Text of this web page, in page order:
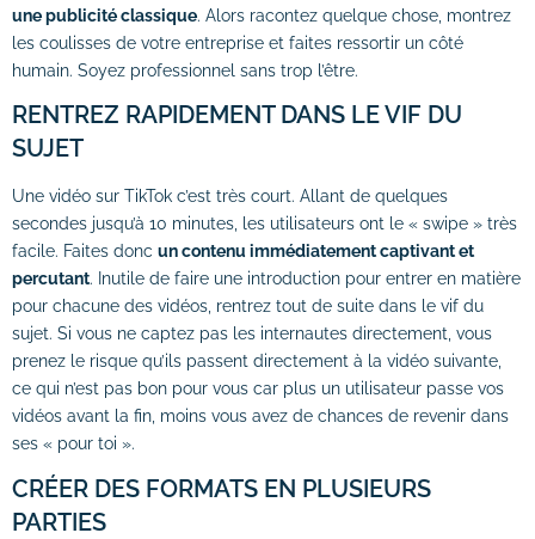
une publicité classique. Alors racontez quelque chose, montrez
les coulisses de votre entreprise et faites ressortir un côté
humain. Soyez professionnel sans trop l’être.
RENTREZ RAPIDEMENT DANS LE VIF DU
SUJET
Une vidéo sur TikTok c’est très court. Allant de quelques
secondes jusqu’à 10 minutes, les utilisateurs ont le « swipe » très
facile. Faites donc un contenu immédiatement captivant et
percutant. Inutile de faire une introduction pour entrer en matière
pour chacune des vidéos, rentrez tout de suite dans le vif du
sujet. Si vous ne captez pas les internautes directement, vous
prenez le risque qu’ils passent directement à la vidéo suivante,
ce qui n’est pas bon pour vous car plus un utilisateur passe vos
vidéos avant la fin, moins vous avez de chances de revenir dans
ses « pour toi ».
CRÉER DES FORMATS EN PLUSIEURS
PARTIES